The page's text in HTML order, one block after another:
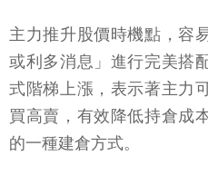
主力推升股價時機點，容
或利多消息」進行完美搭
式階梯上漲，表示著主力
買高賣，有效降低持倉成
的一種建倉方式。